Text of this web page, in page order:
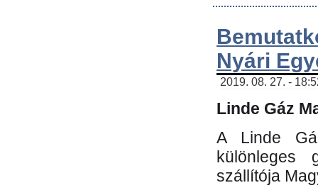
Nyári
2019. 08. 27. -
Linde Gáz
A Linde
különleges
szállítója